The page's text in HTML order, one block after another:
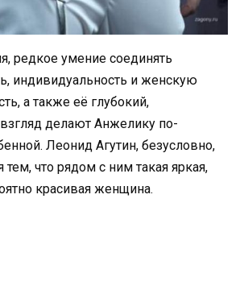
редкое умение соединять
индивидуальность и женскую
а также её глубокий,
делают Анжелику по-
Леонид Агутин, безусловно,
тем, что рядом с ним такая яркая,
красивая женщина.